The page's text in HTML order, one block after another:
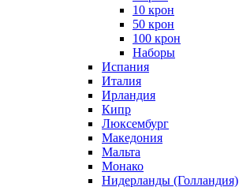
10 крон
50 крон
100 крон
Наборы
Испания
Италия
Ирландия
Кипр
Люксембург
Македония
Мальта
Монако
Нидерланды (Голландия)